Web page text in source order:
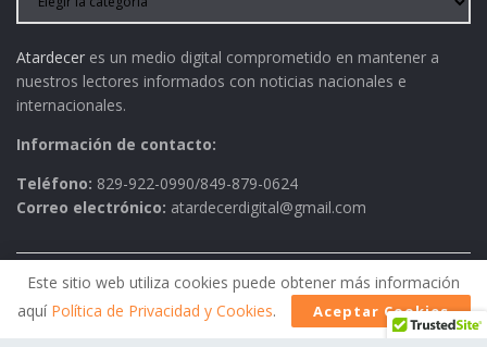
Atardecer es un medio digital comprometido en mantener a
nuestros lectores informados con noticias nacionales e
internacionales.
Información de contacto:
Teléfono: 829-922-0990/849-879-0624
Correo electrónico: atardecerdigital@gmail.com
Política de Privacidad AVISO LEGAL
Contactos
Historia
Este sitio web utiliza cookies puede obtener más información
aquí Política de Privacidad y Cookies. Aceptar Cookies